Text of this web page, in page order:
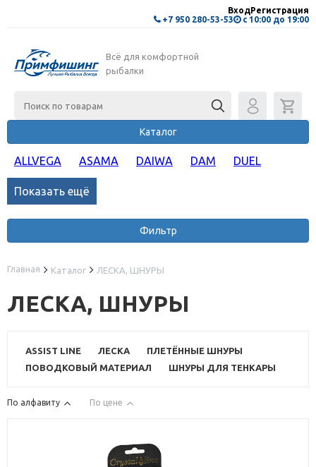
+7 950 280-53-53 с 10:00 до 19:00
ВходРегистрация
Всё для комфортной
рыбалки
Каталог
ALLVEGA ASAMA DAIWA DAM DUEL
Показать ещё
Фильтр
Главная Каталог ЛЕСКА, ШНУРЫ
ЛЕСКА, ШНУРЫ
ASSIST LINE ЛЕСКА
ПЛЕТЁННЫЕ ШНУРЫ
ПОВОДКОВЫЙ МАТЕРИАЛ
ШНУРЫ ДЛЯ ТЕНКАРЫ
По алфавиту По цене